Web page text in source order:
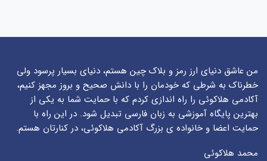
من عاشق دنیای ارز رمز و بلاک چین هستم، دنیای بسیار پرسود ولی
خطرناک به شرطی که خودمان را با دانش صحیح و بروز مجهز کنیم،
آکادمی هلاکوئی را راه اندازی کردم که با حمایت شما به یکی از
بهترین پایگاه آموزشی به زبان فارسی تبدیل شود. در این راه با
حمایت اعضا و خانواده ی بزرگ آکادمی هلاکوئی، در کنارتان هستم.
محمد هلاکوئی